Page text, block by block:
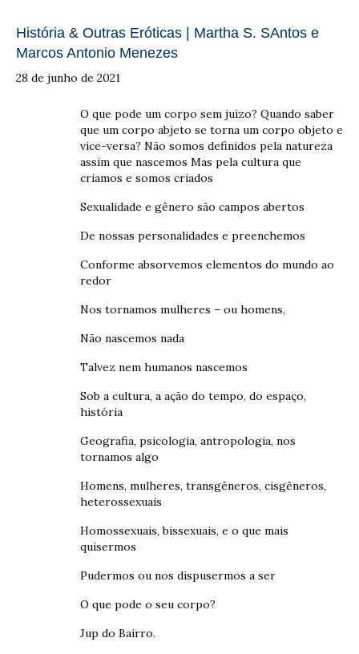
História & Outras Eróticas | Martha S. SAntos e
Marcos Antonio Menezes
28 de junho de 2021
O que pode um corpo sem juízo? Quando saber
que um corpo abjeto se torna um corpo objeto e
vice-versa? Não somos definidos pela natureza
assim que nascemos Mas pela cultura que
criamos e somos criados
Sexualidade e gênero são campos abertos
De nossas personalidades e preenchemos
Conforme absorvemos elementos do mundo ao
redor
Nos tornamos mulheres – ou homens,
Não nascemos nada
Talvez nem humanos nascemos
Sob a cultura, a ação do tempo, do espaço,
história
Geografia, psicologia, antropologia, nos
tornamos algo
Homens, mulheres, transgêneros, cisgêneros,
heterossexuais
Homossexuais, bissexuais, e o que mais
quisermos
Pudermos ou nos dispusermos a ser
O que pode o seu corpo?
Jup do Bairro.